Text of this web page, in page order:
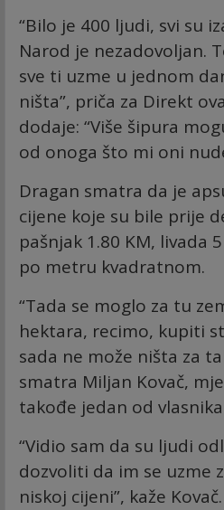
“Bilo je 400 ljudi, svi su
Narod je nezadovoljan.
sve ti uzme u jednom
ništa”, priča za Direkt
dodaje: “Više šipura
od onoga što mi oni
Dragan smatra da je
cijene koje su bile prije
pašnjak 1.80 KM, livada
po metru kvadratnom.
“Tada se moglo za tu
hektara, recimo, kupiti
sada ne može ništa za
smatra Miljan Kovač,
takođe jedan od
“Vidio sam da su ljudi
dozvoliti da im se uzme
niskoj cijeni”, kaže Kovač.